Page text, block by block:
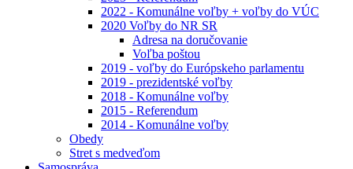
2022 - Komunálne voľby + voľby do VÚC
2020 Voľby do NR SR
Adresa na doručovanie
Voľba poštou
2019 - voľby do Európskeho parlamentu
2019 - prezidentské voľby
2018 - Komunálne voľby
2015 - Referendum
2014 - Komunálne voľby
Obedy
Stret s medveďom